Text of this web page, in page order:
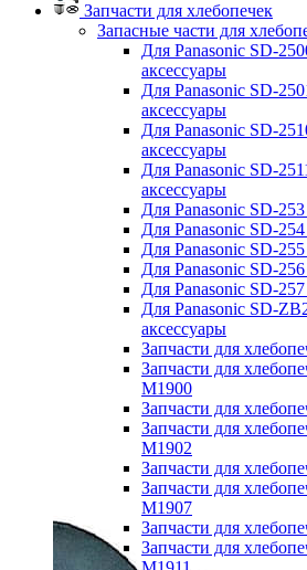
Запчасти для хлебопечек
Запасные части для
Для Panasonic SD-
аксессуары
Для Panasonic SD-
аксессуары
Для Panasonic SD-
аксессуары
Для Panasonic SD-
аксессуары
Для Panasonic SD-
Для Panasonic SD-
Для Panasonic SD-
Для Panasonic SD-
Для Panasonic SD-
Для Panasonic SD-
аксессуары
Запчасти для
Запчасти для
M1900
Запчасти для
Запчасти для
M1902
Запчасти для
Запчасти для
M1907
Запчасти для
Запчасти для